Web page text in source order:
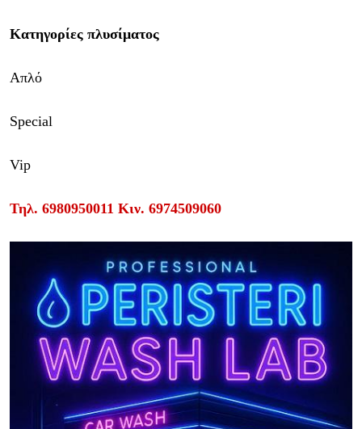
Κατηγορίες πλυσίματος
Απλό
Special
Vip
Τηλ. 6980950011 Κιν. 6974509060